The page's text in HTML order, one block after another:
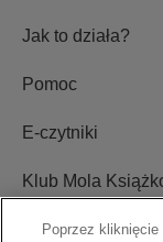
Jak to działa?
Pomoc
E-czytniki
Klub Mola
Ustawienia
Poprzez